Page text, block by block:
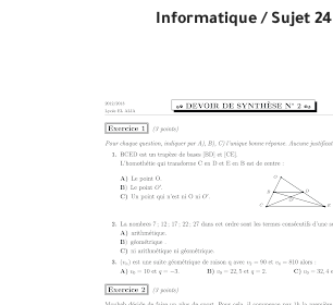
Informatique / Sujet 24